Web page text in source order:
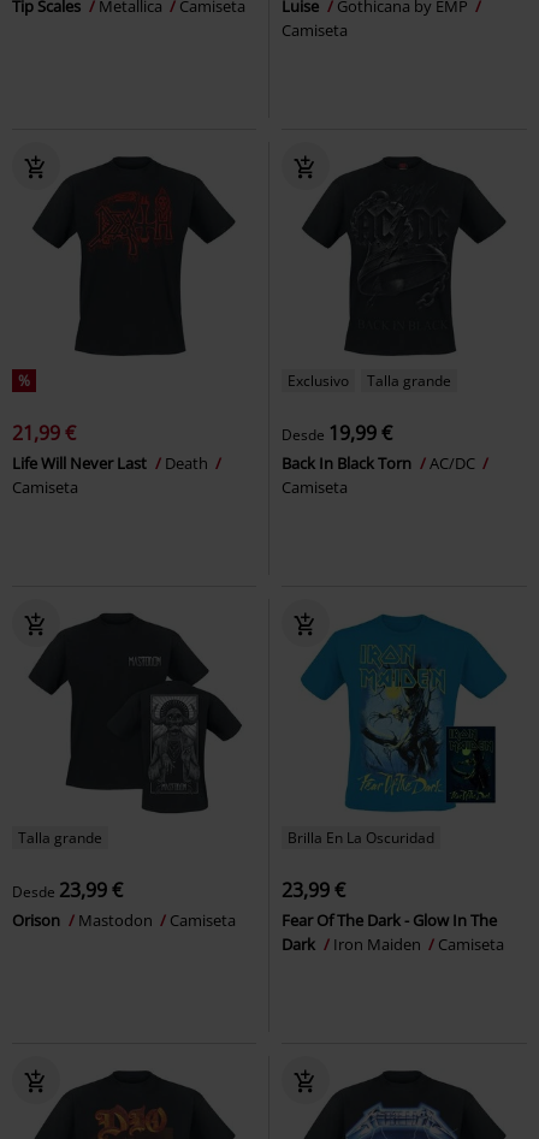
Tip Scales Metallica Camiseta Luise
Gothicana by EMP
Camiseta
%
21,99 €
Life Will Never Last
Death
Camiseta
Exclusivo Talla grande
Desde 19,99 €
Back In Black Torn
AC/DC
Camiseta
Talla grande
Desde 23,99 €
Orison Mastodon Camiseta
Brilla En La Oscuridad
23,99 €
Fear Of The Dark - Glow In The
Dark
Iron Maiden Camiseta